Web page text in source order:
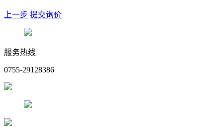
上一步 提交询价
服务热线
0755-29128386